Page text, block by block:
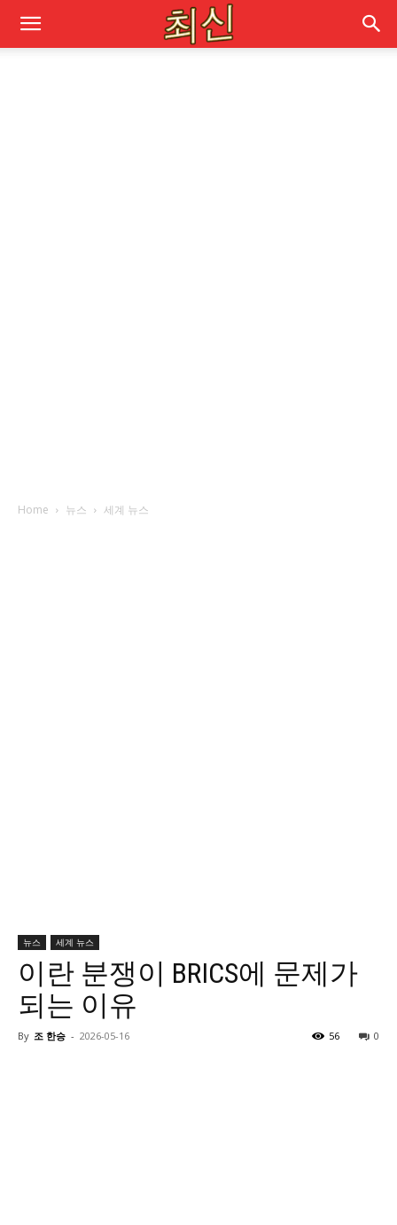
Home 뉴스 세계 뉴스
뉴스 세계 뉴스
이란 분쟁이 BRICS에 문제가
되는 이유
By 조 한승 - 2026-05-16 0
56